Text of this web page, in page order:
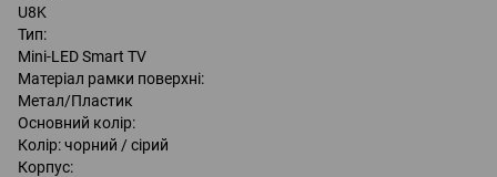
U8K
Тип:
Mini-LED Smart TV
Матеріал рамки поверхні:
Метал/Пластик
Основний колір:
Колір: чорний / сірий
Корпус: